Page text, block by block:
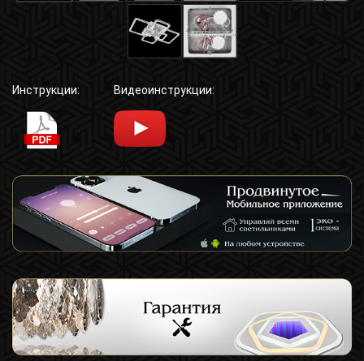
Инструкции: Видеоинструкции: